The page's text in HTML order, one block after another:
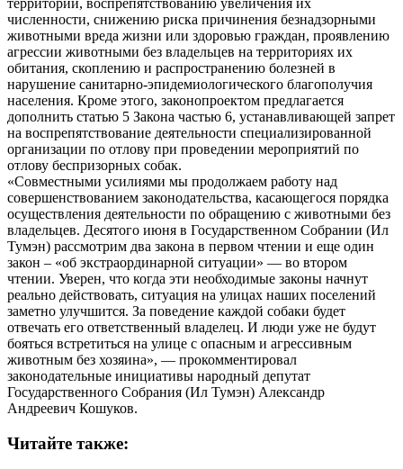
численности, снижению риска причинения безнадзорными
животными вреда жизни или здоровью граждан, проявлению
агрессии животными без владельцев на территориях их
обитания, скоплению и распространению болезней в
нарушение санитарно-эпидемиологического благополучия
населения. Кроме этого, законопроектом предлагается
дополнить статью 5 Закона частью 6, устанавливающей запрет
на воспрепятствование деятельности специализированной
организации по отлову при проведении мероприятий по
отлову беспризорных собак.
«Совместными усилиями мы продолжаем работу над
совершенствованием законодательства, касающегося порядка
осуществления деятельности по обращению с животными без
владельцев. Десятого июня в Государственном Собрании (Ил
Тумэн) рассмотрим два закона в первом чтении и еще один
закон – «об экстраординарной ситуации» — во втором
чтении. Уверен, что когда эти необходимые законы начнут
реально действовать, ситуация на улицах наших поселений
заметно улучшится. За поведение каждой собаки будет
отвечать его ответственный владелец. И люди уже не будут
бояться встретиться на улице с опасным и агрессивным
животным без хозяина», — прокомментировал
законодательные инициативы народный депутат
Государственного Собрания (Ил Тумэн) Александр
Андреевич Кошуков.
Читайте также: